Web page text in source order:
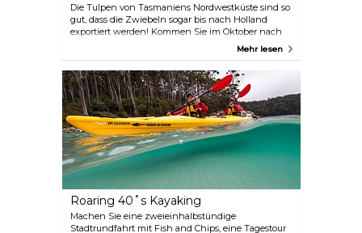
Die Tulpen von Tasmaniens Nordwestküste sind so
gut, dass die Zwiebeln sogar bis nach Holland
exportiert werden! Kommen Sie im Oktober nach
Wynyard und sehen Sie sich die Tulpen in voller
Tulpen das Table Cape schmücken.
Mehr lesen
Roaring 40˚s Kayaking
Machen Sie eine zweieinhalbstündige
Stadtrundfahrt mit Fish and Chips, eine Tagestour